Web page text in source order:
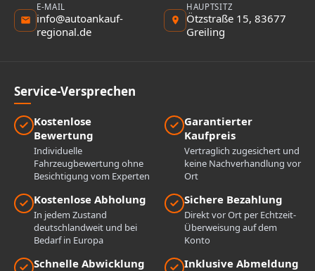
E-MAIL
info@autoankauf-
regional.de
HAUPTSITZ
Ötzstraße 15, 83677
Greiling
Service-Versprechen
Kostenlose
Bewertung
Individuelle
Fahrzeugbewertung ohne
Besichtigung vom Experten
Garantierter
Kaufpreis
Vertraglich zugesichert und
keine Nachverhandlung vor
Ort
Kostenlose Abholung
In jedem Zustand
deutschlandweit und bei
Bedarf in Europa
Sichere Bezahlung
Direkt vor Ort per Echtzeit-
Überweisung auf dem
Konto
Schnelle Abwicklung Inklusive Abmeldung